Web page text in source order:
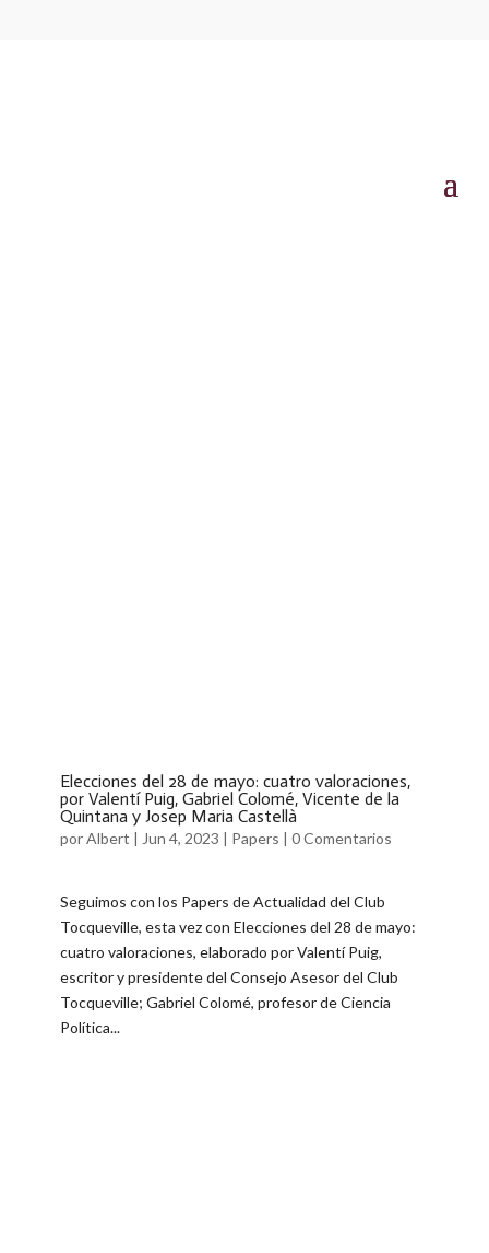
Elecciones del 28 de mayo: cuatro valoraciones,
por Valentí Puig, Gabriel Colomé, Vicente de la
Quintana y Josep Maria Castellà
porAlbert | Jun 4, 2023 | Papers | 0 Comentarios
Seguimos con los Papers de Actualidad del Club
Tocqueville, esta vez con Elecciones del 28 de mayo:
cuatro valoraciones, elaborado por Valentí Puig,
escritor y presidente del Consejo Asesor del Club
Tocqueville; Gabriel Colomé, profesor de Ciencia
Política...